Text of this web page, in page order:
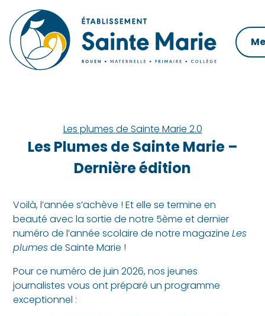
content
Les plumes de Sainte Marie 2.0
Les Plumes de Sainte Marie –
Dernière édition
Voilà, l’année s’achève ! Et elle se termine en
beauté avec la sortie de notre 5ème et dernier
numéro de l’année scolaire de notre magazineLes
plumesde Sainte Marie !
Pour ce numéro de juin 2026, nos jeunes
journalistes vous ont préparé un programme
exceptionnel :